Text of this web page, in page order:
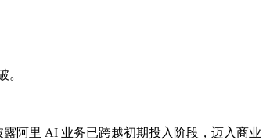
。
阿里 AI 业务已跨越初期投入阶段，迈入商业